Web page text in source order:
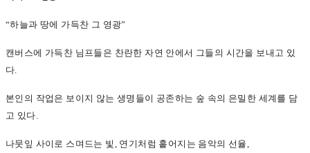
“하늘과 땅에 가득찬 그 영광”
캔버스에 가득찬 님프들은 찬란한 자연 안에서 그들의 시간을 보내고 있
다.
본인의 작업은 보이지 않는 생명들이 공존하는 숲 속의 은밀한 세계를 담
고 있다.
나뭇잎 사이로 스며드는 빛, 연기처럼 흩어지는 음악의 선율,